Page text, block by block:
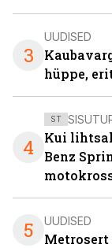
3
UUDISED
hüppe,
4
ST
Kui
Benz
5 UUDISED
Metrosert